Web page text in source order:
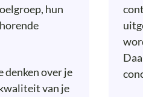
hun
denken over je
van je